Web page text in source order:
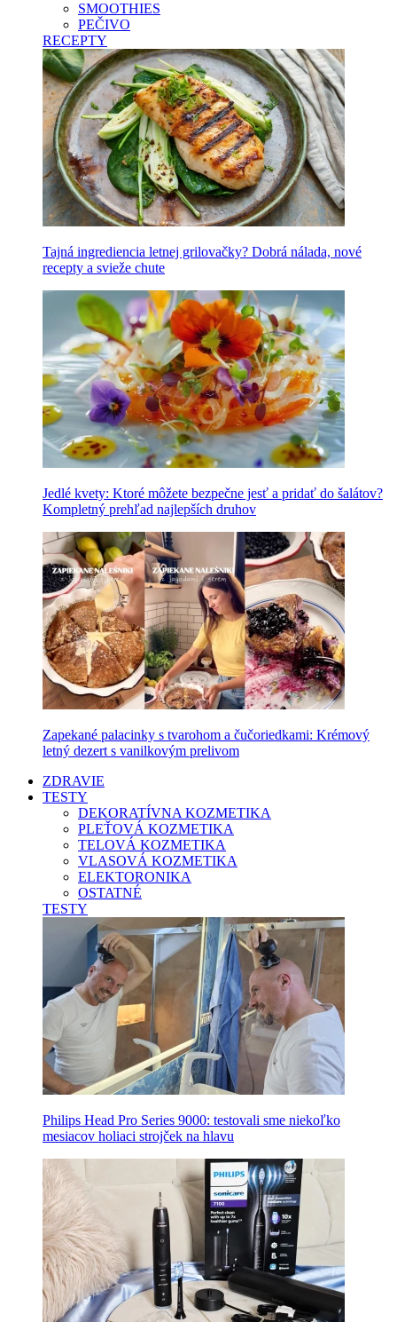
SMOOTHIES
PEČIVO
RECEPTY
Tajná ingrediencia letnej grilovačky? Dobrá nálada, nové
recepty a svieže chute
Jedlé kvety: Ktoré môžete bezpečne jesť a pridať do šalátov?
Kompletný prehľad najlepších druhov
Zapekané palacinky s tvarohom a čučoriedkami: Krémový
letný dezert s vanilkovým prelivom
ZDRAVIE
TESTY
DEKORATÍVNA KOZMETIKA
PLEŤOVÁ KOZMETIKA
TELOVÁ KOZMETIKA
VLASOVÁ KOZMETIKA
ELEKTORONIKA
OSTATNÉ
TESTY
Philips Head Pro Series 9000: testovali sme niekoľko
mesiacov holiaci strojček na hlavu